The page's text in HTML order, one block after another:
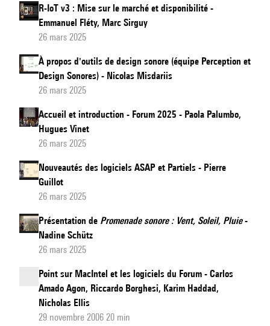
R-IoT v3 : Mise sur le marché et disponibilité -
Emmanuel Fléty, Marc Sirguy
26 mars 2025
À propos d'outils de design sonore (équipe Perception et
Design Sonores) - Nicolas Misdariis
26 mars 2025
Accueil et introduction - Forum 2025 - Paola Palumbo,
Hugues Vinet
26 mars 2025
Nouveautés des logiciels ASAP et Partiels - Pierre
Guillot
26 mars 2025
Présentation de Promenade sonore : Vent, Soleil, Pluie-
Nadine Schütz
26 mars 2025
Point sur MacIntel et les logiciels du Forum - Carlos
Amado Agon, Riccardo Borghesi, Karim Haddad,
Nicholas Ellis
29 novembre 2006 20 min